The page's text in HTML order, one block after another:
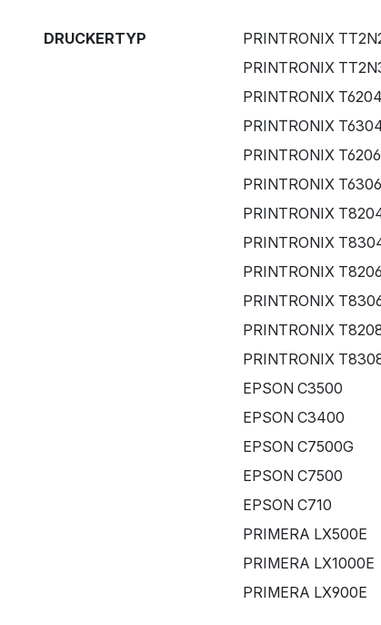
DRUCKERTYP
PRINTRONIX
PRINTRONIX
PRINTRONIX T6204
PRINTRONIX
PRINTRONIX T6206
PRINTRONIX T6306
PRINTRONIX
PRINTRONIX
PRINTRONIX T8206
PRINTRONIX
PRINTRONIX
PRINTRONIX
EPSON C3500
EPSON C3400
EPSON C7500G
EPSON C7500
EPSON C710
PRIMERA LX500E
PRIMERA LX1000E
PRIMERA LX900E